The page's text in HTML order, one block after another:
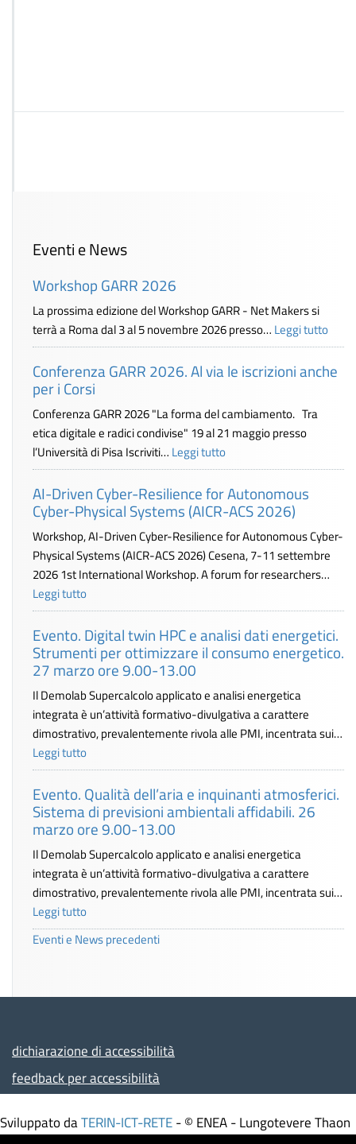
Eventi e News
Workshop GARR 2026
La prossima edizione del Workshop GARR - Net Makers si
terrà a Roma dal 3 al 5 novembre 2026 presso… Leggi tutto
Conferenza GARR 2026. Al via le iscrizioni anche
per i Corsi
Conferenza GARR 2026 "La forma del cambiamento. Tra
etica digitale e radici condivise" 19 al 21 maggio presso
l’Università di Pisa Iscriviti… Leggi tutto
AI-Driven Cyber-Resilience for Autonomous
Cyber-Physical Systems (AICR-ACS 2026)
Workshop, AI-Driven Cyber-Resilience for Autonomous Cyber-
Physical Systems (AICR-ACS 2026) Cesena, 7-11 settembre
2026 1st International Workshop. A forum for researchers…
Leggi tutto
Evento. Digital twin HPC e analisi dati energetici.
Strumenti per ottimizzare il consumo energetico.
27 marzo ore 9.00-13.00
Il Demolab Supercalcolo applicato e analisi energetica
integrata è un’attività formativo-divulgativa a carattere
dimostrativo, prevalentemente rivola alle PMI, incentrata sui…
Leggi tutto
Evento. Qualità dell’aria e inquinanti atmosferici.
Sistema di previsioni ambientali affidabili. 26
marzo ore 9.00-13.00
Il Demolab Supercalcolo applicato e analisi energetica
integrata è un’attività formativo-divulgativa a carattere
dimostrativo, prevalentemente rivola alle PMI, incentrata sui…
Leggi tutto
Eventi e News precedenti
dichiarazione di accessibilità
feedback per accessibilità
Sviluppato daTERIN-ICT-RETE - © ENEA - Lungotevere Thaon